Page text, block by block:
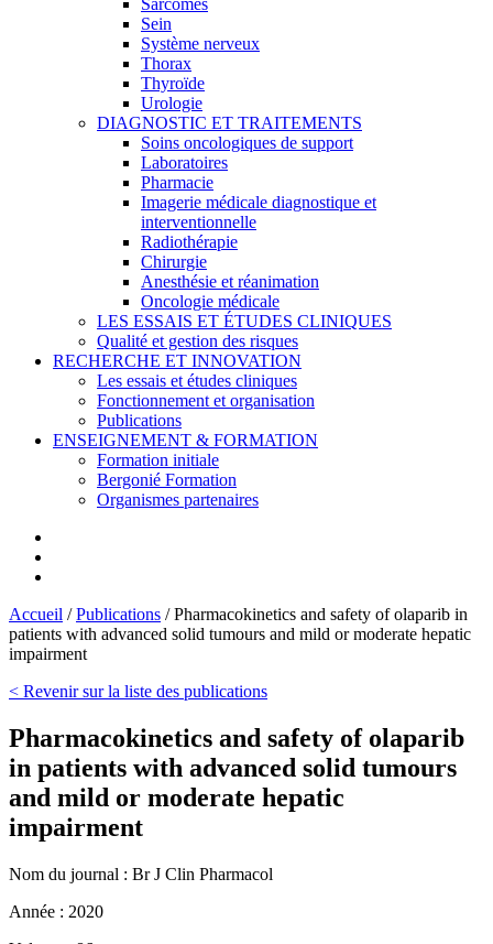
Sarcomes
Sein
Système nerveux
Thorax
Thyroïde
Urologie
DIAGNOSTIC ET TRAITEMENTS
Soins oncologiques de support
Laboratoires
Pharmacie
Imagerie médicale diagnostique et
interventionnelle
Radiothérapie
Chirurgie
Anesthésie et réanimation
Oncologie médicale
LES ESSAIS ET ÉTUDES CLINIQUES
Qualité et gestion des risques
RECHERCHE ET INNOVATION
Les essais et études cliniques
Fonctionnement et organisation
Publications
ENSEIGNEMENT & FORMATION
Formation initiale
Bergonié Formation
Organismes partenaires
Accueil /Publications /Pharmacokinetics and safety of olaparib in
patients with advanced solid tumours and mild or moderate hepatic
impairment
< Revenir sur la liste des publications
Pharmacokinetics and safety of olaparib
in patients with advanced solid tumours
and mild or moderate hepatic
impairment
Nom du journal : Br J Clin Pharmacol
Année : 2020